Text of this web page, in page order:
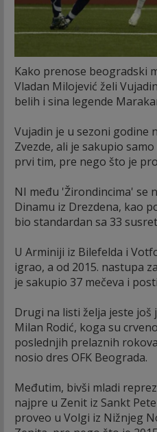
Kako prenose beogradski
Vladan Milojević želi
belih i sina legende
Vujadin je u sezoni godine
Zvezde, ali je sakupio
prvi tim, pre nego što je
NI među 'Žirondincima' se
Dinamu iz Drezdena, kao
bio standardan sa 33
U Arminiji iz Bilefelda i
igrao, a od 2015. nastupa
je sakupio 37 mečeva i
Drugi na listi želja jeste još
Milan Rodić, koga su
poslednjih prelaznih
nosio dres OFK Beograda.
Međutim, bivši mladi
najpre u Zenit iz Sankt
proveo u Volgi iz Nižnjeg